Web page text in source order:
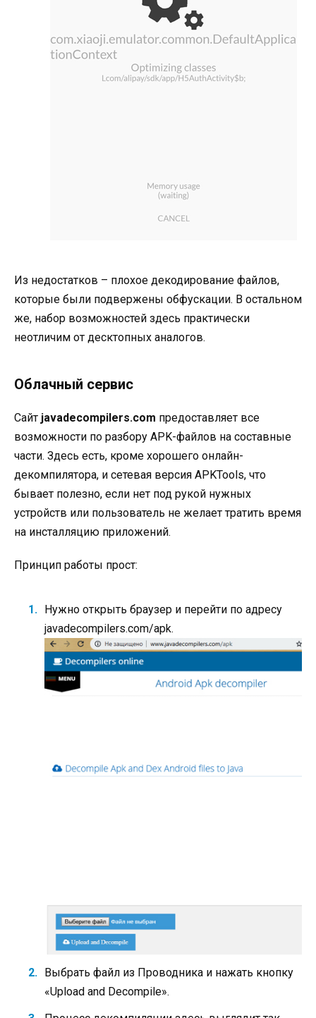
Из недостатков – плохое декодирование файлов,
которые были подвержены обфускации. В остальном
же, набор возможностей здесь практически
неотличим от десктопных аналогов.
Облачный сервис
Сайт javadecompilers.com предоставляет все
возможности по разбору APK-файлов на составные
части. Здесь есть, кроме хорошего онлайн-
декомпилятора, и сетевая версия APKTools, что
бывает полезно, если нет под рукой нужных
устройств или пользователь не желает тратить время
на инсталляцию приложений.
Принцип работы прост:
Нужно открыть браузер и перейти по адресу
javadecompilers.com/apk.
Выбрать файл из Проводника и нажать кнопку
«Upload and Decompile».